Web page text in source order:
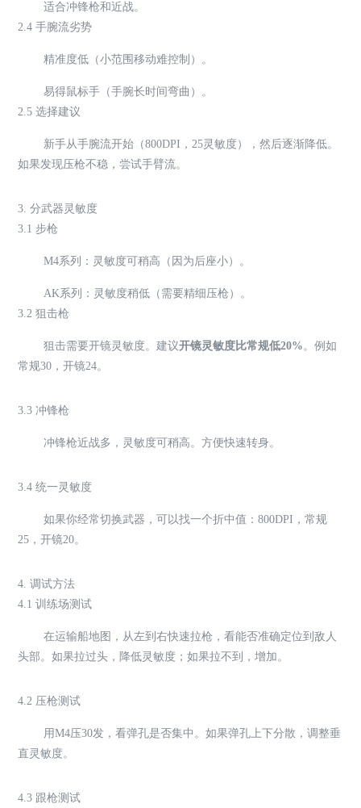
适合冲锋枪和近战。
2.4 手腕流劣势
精准度低（小范围移动难控制）。
易得鼠标手（手腕长时间弯曲）。
2.5 选择建议
新手从手腕流开始（800DPI，25灵敏度），然后逐渐降低。
如果发现压枪不稳，尝试手臂流。
3. 分武器灵敏度
3.1 步枪
M4系列：灵敏度可稍高（因为后座小）。
AK系列：灵敏度稍低（需要精细压枪）。
3.2 狙击枪
狙击需要开镜灵敏度。建议开镜灵敏度比常规低20%。例如
常规30，开镜24。
3.3 冲锋枪
冲锋枪近战多，灵敏度可稍高。方便快速转身。
3.4 统一灵敏度
如果你经常切换武器，可以找一个折中值：800DPI，常规
25，开镜20。
4. 调试方法
4.1 训练场测试
在运输船地图，从左到右快速拉枪，看能否准确定位到敌人
头部。如果拉过头，降低灵敏度；如果拉不到，增加。
4.2 压枪测试
用M4压30发，看弹孔是否集中。如果弹孔上下分散，调整垂
直灵敏度。
4.3 跟枪测试